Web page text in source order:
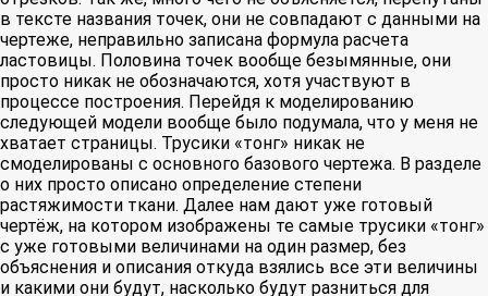
в тексте названия точек, они не совпадают с данными на
чертеже, неправильно записана формула расчета
ластовицы. Половина точек вообще безымянные, они
просто никак не обозначаются, хотя участвуют в
процессе построения. Перейдя к моделированию
следующей модели вообще было подумала, что у меня не
хватает страницы. Трусики «тонг» никак не
смоделированы с основного базового чертежа. В разделе
о них просто описано определение степени
растяжимости ткани. Далее нам дают уже готовый
чертёж, на котором изображены те самые трусики «тонг»
с уже готовыми величинами на один размер, без
объяснения и описания откуда взялись все эти величины
и какими они будут, насколько будут разниться для